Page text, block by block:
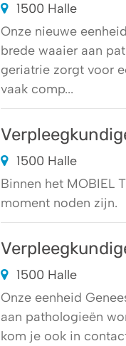
1500 Halle
Onze nieuwe
brede waaier aan
geriatrie zorgt voor
vaak comp...
1500 Halle
Binnen het MOBIEL
moment noden zijn.
1500 Halle
Onze eenheid
aan pathologieën
kom je ook in